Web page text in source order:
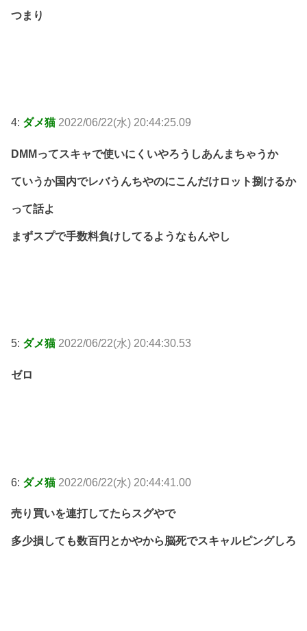
つまり
4: ダメ猫 2022/06/22(水) 20:44:25.09
DMMってスキャで使いにくいやろうしあんまちゃうか
ていうか国内でレバうんちやのにこんだけロット捌けるか
って話よ
まずスプで手数料負けしてるようなもんやし
5: ダメ猫 2022/06/22(水) 20:44:30.53
ゼロ
6: ダメ猫 2022/06/22(水) 20:44:41.00
売り買いを連打してたらスグやで
多少損しても数百円とかやから脳死でスキャルピングしろ